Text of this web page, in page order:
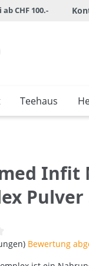
CHF 100.-
Teehaus
Infit
Pulver
Bewertung von 0
Bewertung